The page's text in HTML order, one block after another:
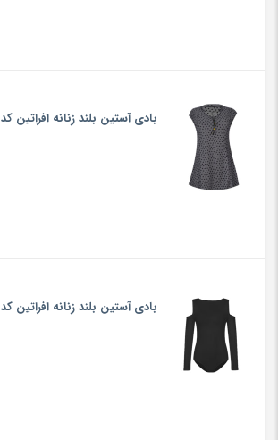
بادی آستین بلند زنانه افراتین کد 9535 رنگ مشکی
بادی آستین بلند زنانه افراتین کد 9535 رنگ مشکی